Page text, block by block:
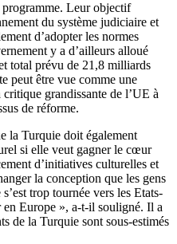
Leur objectif
du système judiciaire et
d’adopter les normes
y a d’ailleurs alloué
total prévu de 21,8 milliards
peut être vue comme une
grandissante de l’UE à
de réforme.
la Turquie doit également
si elle veut gagner le cœur
d’initiatives culturelles et
la conception que les gens
trop tournée vers les Etats-
Europe », a-t-il souligné. Il a
de la Turquie sont sous-estimés